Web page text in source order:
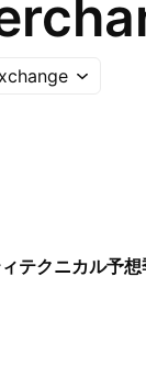
テクニカル予想